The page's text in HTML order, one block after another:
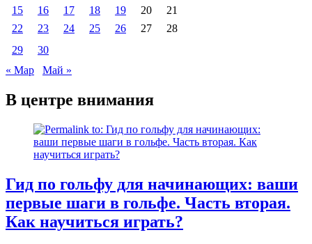
15
16 17 18 19 20
21
22
23 24 25 26 27
28
29
30
« Мар
Май »
В центре внимания
Гид по гольфу для начинающих: ваши
первые шаги в гольфе. Часть вторая.
Как научиться играть?